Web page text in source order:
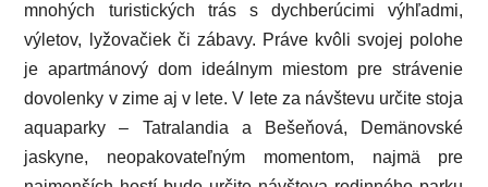
mnohých turistických trás s dychberúcimi výhľadmi,
výletov, lyžovačiek či zábavy. Práve kvôli svojej polohe
je apartmánový dom ideálnym miestom pre strávenie
dovolenky v zime aj v lete. V lete za návštevu určite stoja
aquaparky
– Tatralandia a Bešeňová, Demänovské
jaskyne, neopakovateľným momentom, najmä pre